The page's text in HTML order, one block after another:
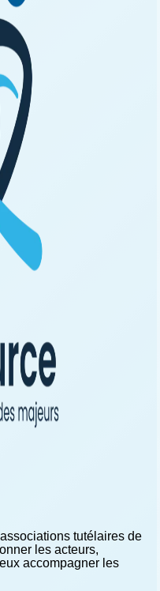
tutélaires de
les acteurs,
accompagner les